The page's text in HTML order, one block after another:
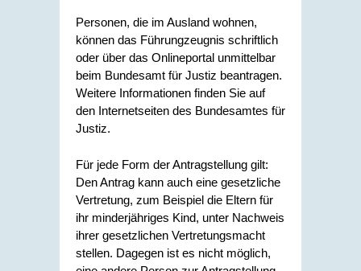
Personen, die im Ausland wohnen,
können das Führungzeugnis schriftlich
oder über das Onlineportal unmittelbar
beim Bundesamt für Justiz beantragen.
Weitere Informationen finden Sie auf
den Internetseiten des Bundesamtes für
Justiz.
Für jede Form der Antragstellung gilt:
Den Antrag kann auch eine gesetzliche
Vertretung, zum Beispiel die Eltern für
ihr minderjähriges Kind, unter Nachweis
ihrer gesetzlichen Vertretungsmacht
stellen. Dagegen ist es nicht möglich,